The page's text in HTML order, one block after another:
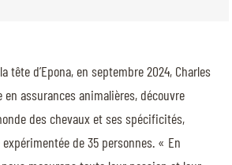
tête d’Epona, en septembre 2024, Charles
assurances animalières, découvre
des chevaux et ses spécificités,
de 35 personnes. « En